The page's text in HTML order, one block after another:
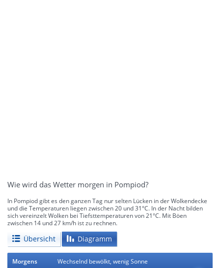
Wie wird das Wetter morgen in Pompiod?
In Pompiod gibt es den ganzen Tag nur selten Lücken in der Wolkendecke
und die Temperaturen liegen zwischen 20 und 31°C. In der Nacht bilden
sich vereinzelt Wolken bei Tiefsttemperaturen von 21°C. Mit Böen
zwischen 14 und 27 km/h ist zu rechnen.
Übersicht Diagramm
Morgens Wechselnd bewölkt, wenig Sonne